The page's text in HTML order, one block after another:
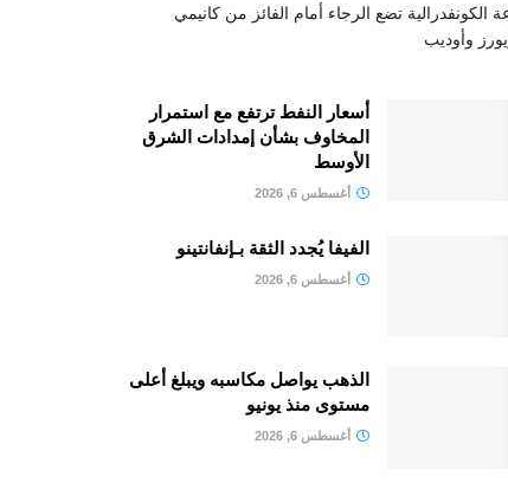
الكونفدرالية تضع الرجاء أمام الفائز من كانيمي
وأوديب
أسعار النفط ترتفع مع استمرار
المخاوف بشأن إمدادات الشرق
الأوسط
أغسطس 6, 2026
الفيفا يُجدد الثقة بـإنفانتينو
أغسطس 6, 2026
الذهب يواصل مكاسبه ويبلغ أعلى
مستوى منذ يونيو
أغسطس 6, 2026